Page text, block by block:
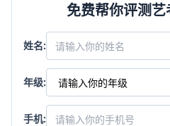
免费帮你评测
姓名:
年级:
手机: